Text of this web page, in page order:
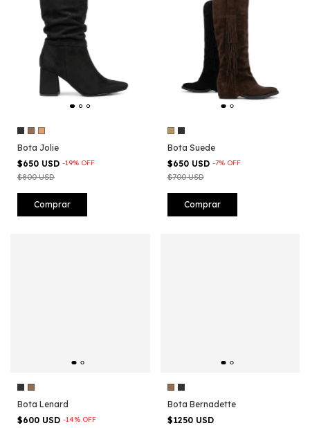
Bota Jolie
$650 USD -19% OFF
$800 USD
Comprar
Bota Suede
$650 USD -7% OFF
$700 USD
Comprar
Bota Lenard
$600 USD -14% OFF
Bota Bernadette
$1250 USD